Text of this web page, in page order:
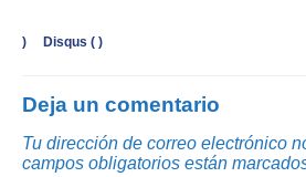
) Disqus ( )
Deja un comentario
Tu dirección de correo electrónico
campos obligatorios están